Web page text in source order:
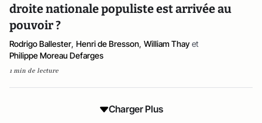
droite nationale populiste est arrivée au
pouvoir ?
Rodrigo Ballester, Henri de Bresson, William Thay et
Philippe Moreau Defarges
1 min de lecture
Charger Plus